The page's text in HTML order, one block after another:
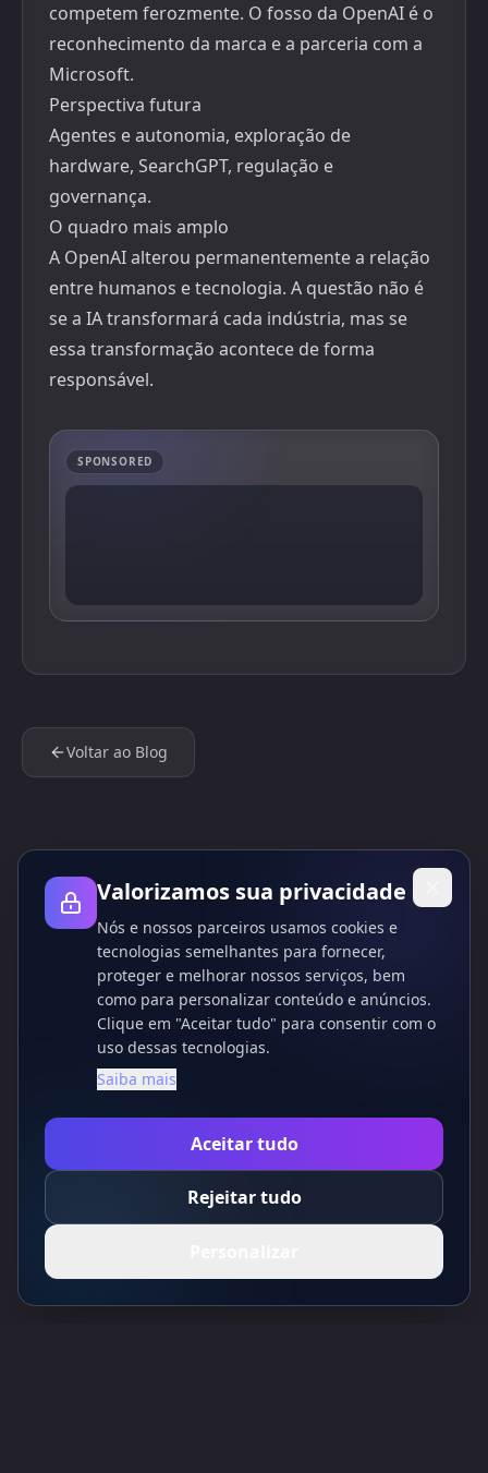
competem ferozmente. O fosso da OpenAI é o
reconhecimento da marca e a parceria com a
Microsoft.
Perspectiva futura
Agentes e autonomia, exploração de
hardware, SearchGPT, regulação e
governança.
O quadro mais amplo
A OpenAI alterou permanentemente a relação
entre humanos e tecnologia. A questão não é
se a IA transformará cada indústria, mas se
essa transformação acontece de forma
responsável.
SPONSORED
Voltar ao Blog
Valorizamos sua privacidade
Nós e nossos parceiros usamos cookies e
tecnologias semelhantes para fornecer,
proteger e melhorar nossos serviços, bem
como para personalizar conteúdo e anúncios.
Clique em "Aceitar tudo" para consentir com o
uso dessas tecnologias.
Saiba mais
Aceitar tudo
Rejeitar tudo